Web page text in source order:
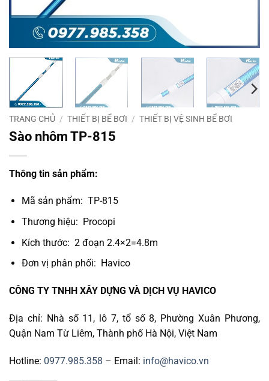
TRANG CHỦ / THIẾT BỊ BỂ BƠI / THIẾT BỊ VỆ SINH BỂ BƠI
Sào nhôm TP-815
Thông tin sản phẩm:
Mã sản phẩm: TP-815
Thương hiệu: Procopi
Kích thước: 2 đoạn 2.4×2=4.8m
Đơn vị phân phối: Havico
CÔNG TY TNHH XÂY DỰNG VÀ DỊCH VỤ HAVICO
Địa chỉ: Nhà số 11, lô 7, tổ số 8, Phường Xuân Phương,
Quận Nam Từ Liêm, Thành phố Hà Nội, Việt Nam
Hotline: 0977.985.358 – Email: info@havico.vn